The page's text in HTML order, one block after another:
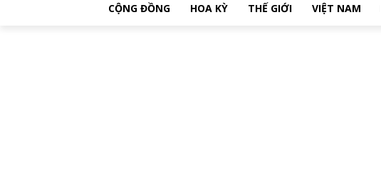
CỘNG ĐỒNG HOA KỲ THẾ GIỚI VIỆT NAM